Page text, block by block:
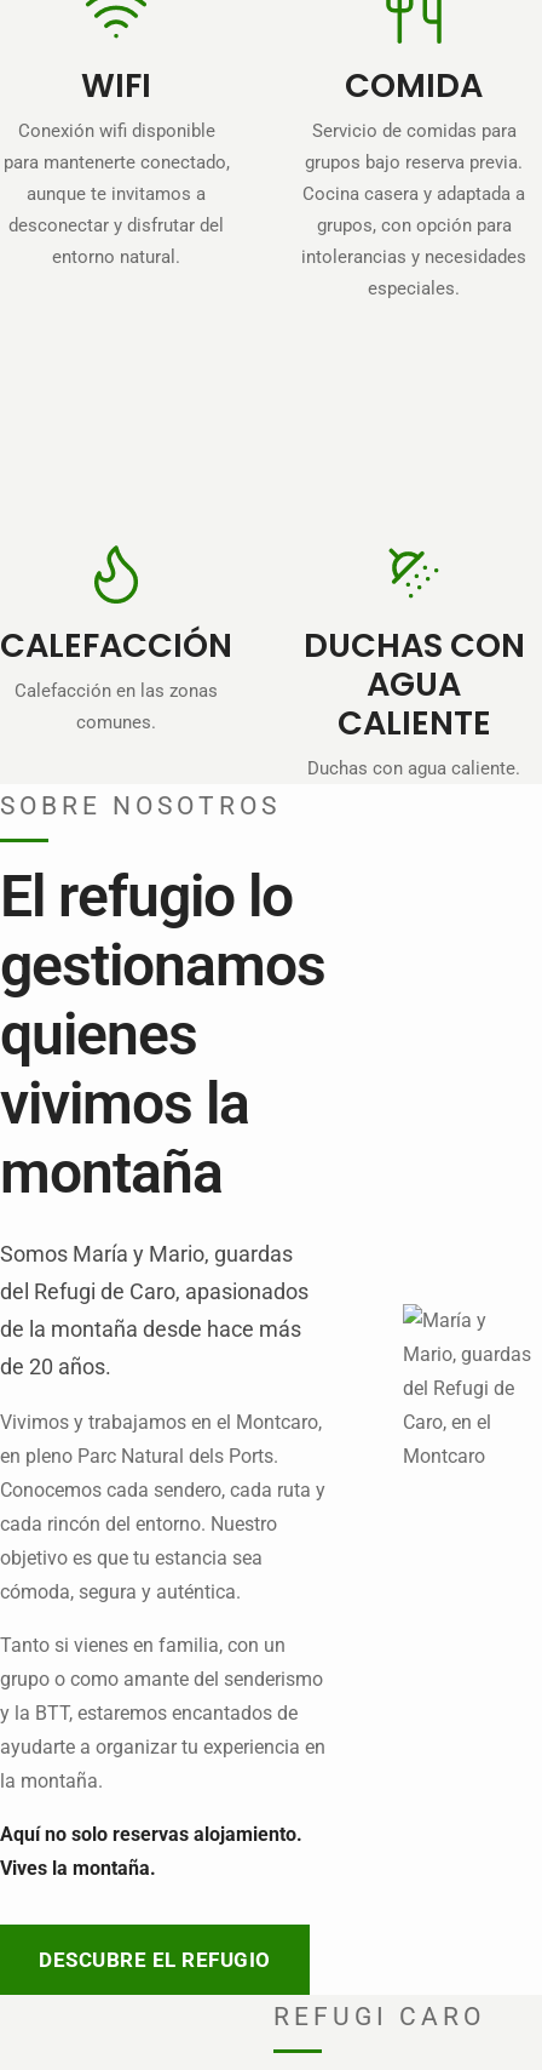
WIFI
Conexión wifi disponible
para mantenerte conectado,
aunque te invitamos a
desconectar y disfrutar del
entorno natural.
COMIDA
Servicio de comidas para
grupos bajo reserva previa.
Cocina casera y adaptada a
grupos, con opción para
intolerancias y necesidades
especiales.
CALEFACCIÓN
Calefacción en las zonas
comunes.
DUCHAS CON
AGUA
CALIENTE
Duchas con agua caliente.
SOBRE NOSOTROS
El refugio lo
gestionamos
quienes
vivimos la
montaña
Somos María y Mario, guardas
del Refugi de Caro, apasionados
de la montaña desde hace más
de 20 años.
Vivimos y trabajamos en el Montcaro,
en pleno Parc Natural dels Ports.
Conocemos cada sendero, cada ruta y
cada rincón del entorno. Nuestro
objetivo es que tu estancia sea
cómoda, segura y auténtica.
Tanto si vienes en familia, con un
grupo o como amante del senderismo
y la BTT, estaremos encantados de
ayudarte a organizar tu experiencia en
la montaña.
Aquí no solo reservas alojamiento.
Vives la montaña.
DESCUBRE EL REFUGIO
REFUGI CARO